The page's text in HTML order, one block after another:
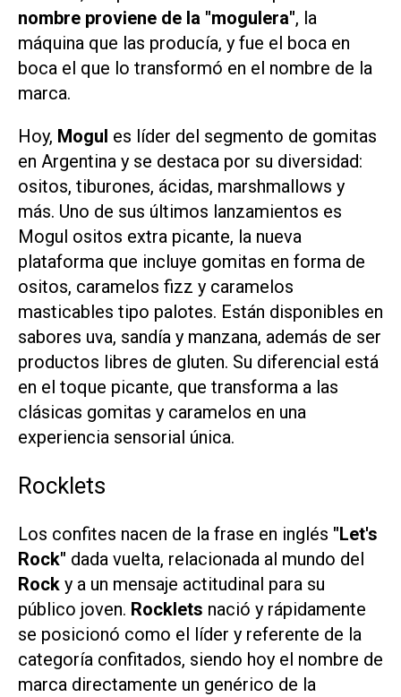
nombre proviene de la "mogulera", la
máquina que las producía, y fue el boca en
boca el que lo transformó en el nombre de la
marca.
Hoy, Mogul es líder del segmento de gomitas
en Argentina y se destaca por su diversidad:
ositos, tiburones, ácidas, marshmallows y
más. Uno de sus últimos lanzamientos es
Mogul ositos extra picante, la nueva
plataforma que incluye gomitas en forma de
ositos, caramelos fizz y caramelos
masticables tipo palotes. Están disponibles en
sabores uva, sandía y manzana, además de ser
productos libres de gluten. Su diferencial está
en el toque picante, que transforma a las
clásicas gomitas y caramelos en una
experiencia sensorial única.
Rocklets
Los confites nacen de la frase en inglés "Let's
Rock" dada vuelta, relacionada al mundo del
Rock y a un mensaje actitudinal para su
público joven. Rocklets nació y rápidamente
se posicionó como el líder y referente de la
categoría confitados, siendo hoy el nombre de
marca directamente un genérico de la